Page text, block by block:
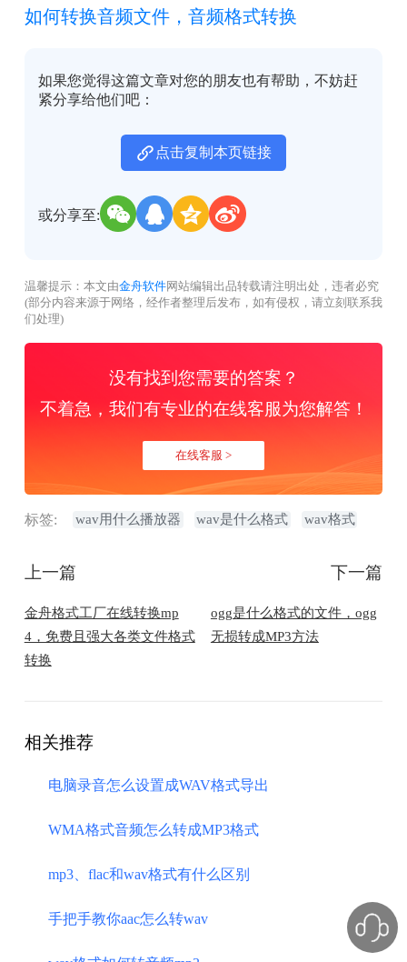
如何转换音频文件，音频格式转换
如果您觉得这篇文章对您的朋友也有帮助，不妨赶
紧分享给他们吧：
点击复制本页链接
或分享至:
温馨提示：本文由金舟软件网站编辑出品转载请注明出处，违者必究
(部分内容来源于网络，经作者整理后发布，如有侵权，请立刻联系我
们处理)
没有找到您需要的答案？
不着急，我们有专业的在线客服为您解答！
在线客服 >
标签: wav用什么播放器 wav是什么格式 wav格式
上一篇
金舟格式工厂在线转换mp
4，免费且强大各类文件格式
转换
下一篇
ogg是什么格式的文件，ogg
无损转成MP3方法
相关推荐
电脑录音怎么设置成WAV格式导出
WMA格式音频怎么转成MP3格式
mp3、flac和wav格式有什么区别
手把手教你aac怎么转wav